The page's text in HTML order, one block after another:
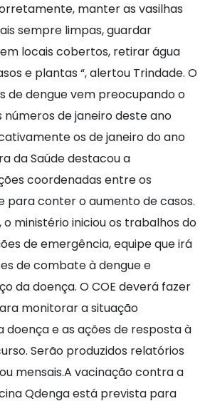
manter as vasilhas
sempre limpas, guardar
locais cobertos, retirar água
e plantas “, alertou Trindade. O
de dengue vem preocupando o
números de janeiro deste ano
os de janeiro do ano
da Saúde destacou a
coordenadas entre os
para conter o aumento de casos.
o ministério iniciou os trabalhos do
de emergência, equipe que irá
de combate à dengue e
da doença. O COE deverá fazer
monitorar a situação
doença e as ações de resposta à
Serão produzidos relatórios
mensais.A vacinação contra a
Qdenga está prevista para